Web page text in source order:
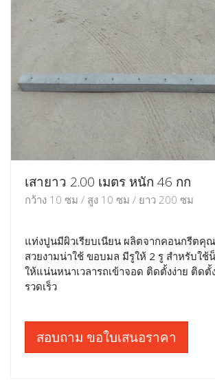
เสายาว 2.00 เมตร หนัก 46 กก
กว้าง 10 ซม / สูง 10 ซม / ยาว 200 ซม
แท่งปูนมีผิวเรียบเนียน ผลิตจากคอนกรีตคุ
สวยงามน่าใช้ ขอบมล มีรูให้ 2 รู สำหรับใ
ให้แน่นหนาเวลารถเข้าจอด ติดตั้งง่าย ติดตั้
รวดเร็ว
สอบถาม ขอใบเสนอราคา